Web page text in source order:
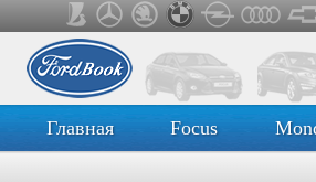
Главная Focus